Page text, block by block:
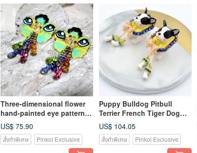
Three-dimensional flower
hand-painted eye pattern
earrings funny creative
jewelry sterling silver ear
needle hypoallergenic
US$ 75.90
สั่งทำพิเศษ Pinkoi Exclusive
Puppy Bulldog Pitbull
Terrier French Tiger Dog
Activity Hand and Foot
Earrings with Swarovski
Crystal Dog Butt Stud
US$ 104.05
สั่งทำพิเศษ Pinkoi Exclusive